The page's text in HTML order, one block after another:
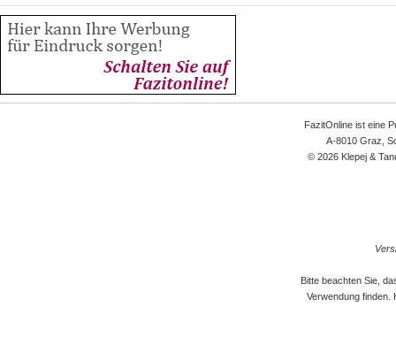
FazitOnline ist eine
A-8010 Graz,
© 2026 Klepej &
Bitte beachten Sie,
Verwendung finden.